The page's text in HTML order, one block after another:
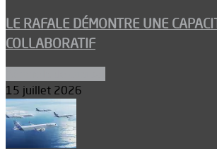
LE RAFALE DÉMONTRE UNE
COLLABORATIF
15 juillet 2026